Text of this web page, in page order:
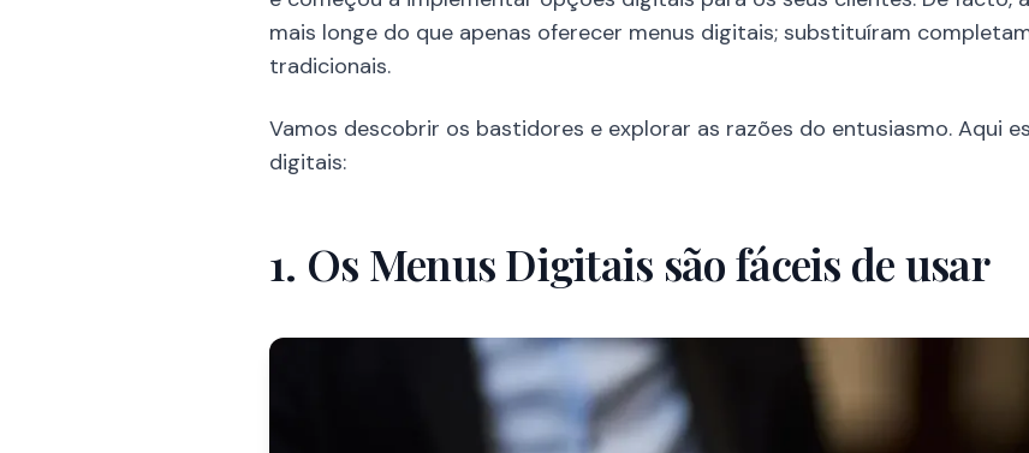
mais longe do que apenas oferecer menus digitais; substituíram
tradicionais.
Vamos descobrir os bastidores e explorar as razões do entusiasmo. Aqui
digitais:
1. Os Menus Digitais são fáceis de usar